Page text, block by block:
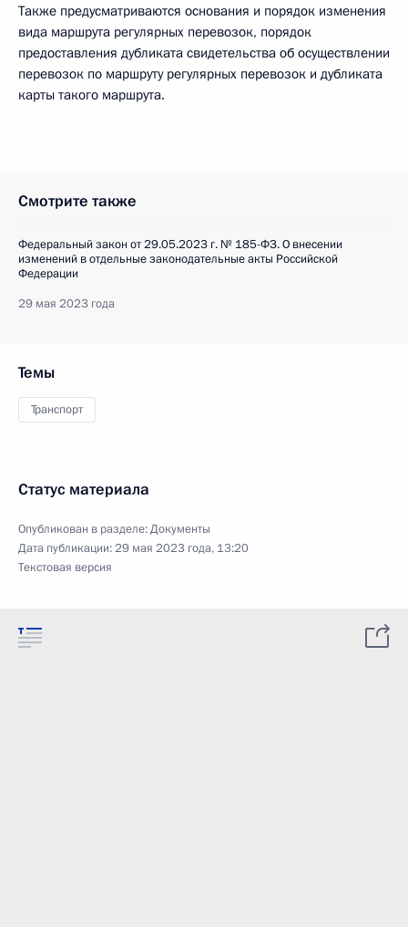
Также предусматриваются основания и порядок изменения
вида маршрута регулярных перевозок, порядок
предоставления дубликата свидетельства об осуществлении
перевозок по маршруту регулярных перевозок и дубликата
карты такого маршрута.
Смотрите также
Федеральный закон от 29.05.2023 г. № 185-ФЗ. О внесении
изменений в отдельные законодательные акты Российской
Федерации
29 мая 2023 года
Темы
Транспорт
Статус материала
Опубликован в разделе:Документы
Дата публикации:29 мая 2023 года, 13:20
Текстовая версия